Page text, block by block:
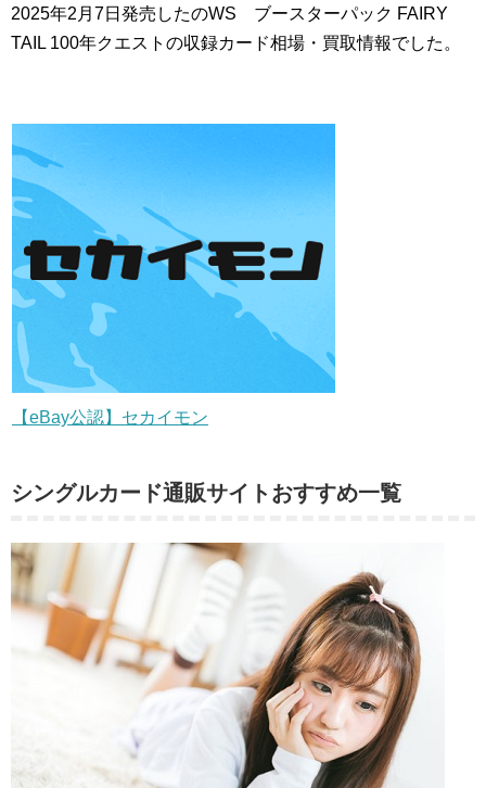
2025年2月7日発売したのWS ブースターパック FAIRY
TAIL 100年クエストの収録カード相場・買取情報でした。
【eBay公認】セカイモン
シングルカード通販サイトおすすめ一覧